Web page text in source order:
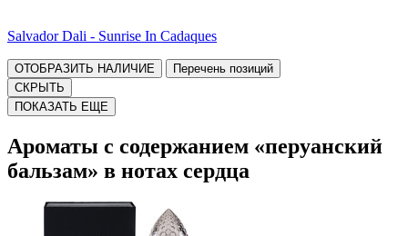
Salvador Dali - Sunrise In Cadaques
ОТОБРАЗИТЬ НАЛИЧИЕ
Перечень позиций
СКРЫТЬ
ПОКАЗАТЬ ЕЩЕ
Ароматы с содержанием «перуанский
бальзам» в нотах сердца